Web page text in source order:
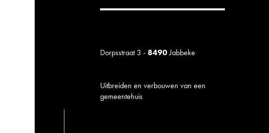
Dorpsstraat 3 -8490Jabbeke
Uitbreiden en verbouwen van een
gemeentehuis